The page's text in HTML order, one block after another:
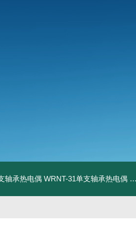
轴承热电偶 WRNT-31单支轴承热电偶